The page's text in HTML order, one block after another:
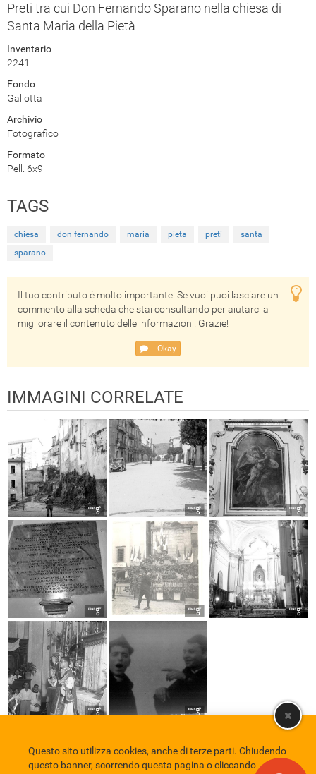
Preti tra cui Don Fernando Sparano nella chiesa di
Santa Maria della Pietà
Inventario
2241
Fondo
Gallotta
Archivio
Fotografico
Formato
Pell. 6x9
TAGS
chiesa don fernando maria pieta preti
santa
sparano
Il tuo contributo è molto importante! Se vuoi puoi lasciare un
commento alla scheda che stai consultando per aiutarci a
migliorare il contenuto delle informazioni. Grazie!
Okay
IMMAGINI CORRELATE
Comune di Eboli Servizio Bibliotecario Nazionale
Privacy policy
Questo sito utilizza cookies, anche di terze parti. Chiudendo
questo banner, scorrendo questa pagina o cliccando